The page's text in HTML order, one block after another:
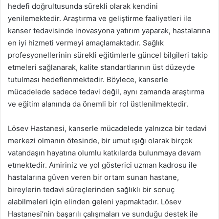
hedefi doğrultusunda sürekli olarak kendini
yenilemektedir. Araştırma ve geliştirme faaliyetleri ile
kanser tedavisinde inovasyona yatırım yaparak, hastalarına
en iyi hizmeti vermeyi amaçlamaktadır. Sağlık
profesyonellerinin sürekli eğitimlerle güncel bilgileri takip
etmeleri sağlanarak, kalite standartlarının üst düzeyde
tutulması hedeflenmektedir. Böylece, kanserle
mücadelede sadece tedavi değil, aynı zamanda araştırma
ve eğitim alanında da önemli bir rol üstlenilmektedir.
Lösev Hastanesi, kanserle mücadelede yalnızca bir tedavi
merkezi olmanın ötesinde, bir umut ışığı olarak birçok
vatandaşın hayatına olumlu katkılarda bulunmaya devam
etmektedir. Amiriniz ve yol gösterici uzman kadrosu ile
hastalarına güven veren bir ortam sunan hastane,
bireylerin tedavi süreçlerinden sağlıklı bir sonuç
alabilmeleri için elinden geleni yapmaktadır. Lösev
Hastanesi’nin başarılı çalışmaları ve sunduğu destek ile